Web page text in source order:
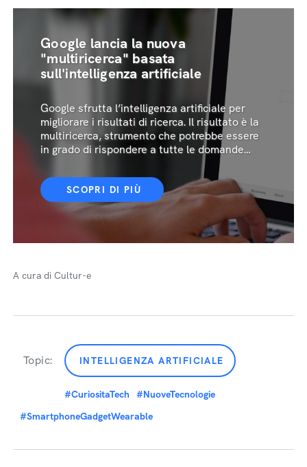
Google lancia la nuova
"multiricerca" basata
sull'intelligenza artificiale
Google sfrutta l’intelligenza artificiale per
migliorare i risultati di ricerca. Il risultato è la
multiricerca, strumento che potrebbe essere
in grado di rispondere a tutte le domande
SCOPRI DI PIÙ
A cura di Cultur-e
Topic: INTELLIGENZA ARTIFICIALE
#CuriositaTech
#NuoveTecnologie
#SmartphoneGadgetWearable